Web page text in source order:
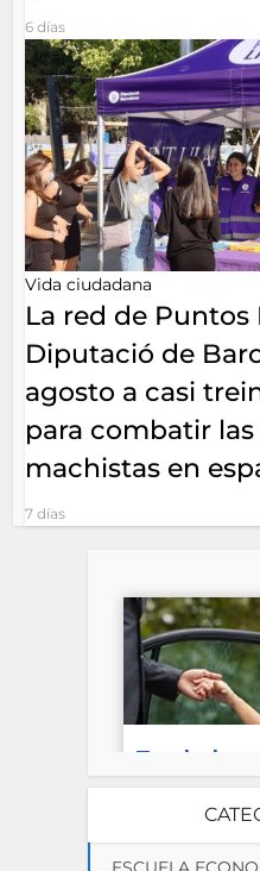
6 días
Vida ciudadana
La red de Puntos
Diputació de
agosto a casi
para combatir
machistas en
7 días